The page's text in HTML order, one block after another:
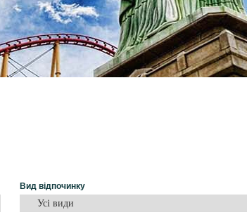
Вид відпочинку